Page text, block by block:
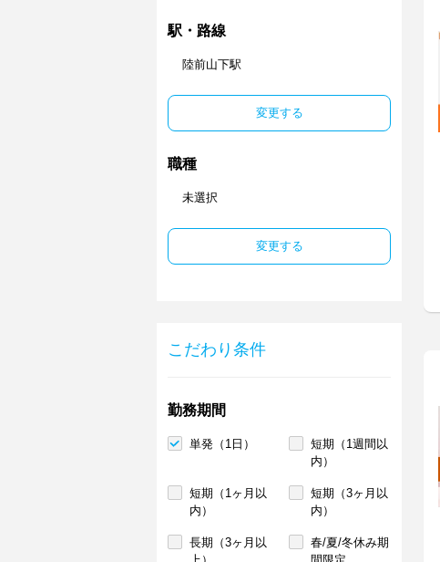
駅・路線
陸前山下駅
変更する
職種
未選択
変更する
こだわり条件
勤務期間
単発（1日）
短期（1週間以
内）
短期（1ヶ月以
内）
短期（3ヶ月以
内）
長期（3ヶ月以
春/夏/冬休み期